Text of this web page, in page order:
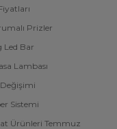
Prizler
Led Bar
Lambası
Sistemi
Ürünleri Temmuz